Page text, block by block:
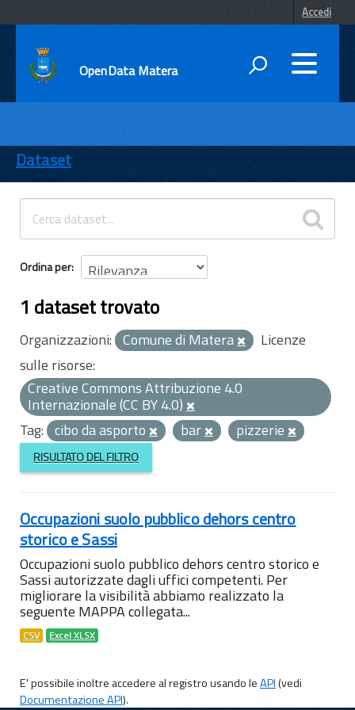
Accedi
OpenData Matera
ENTI
TEMI
INFORMAZIONI
Dataset
Ordina per
1 dataset trovato
Organizzazioni: Comune di Matera
Licenze
sulle risorse:
Creative Commons Attribuzione 4.0
Internazionale (CC BY 4.0)
Tag: cibo da asporto bar pizzerie
RISULTATO DEL FILTRO
Occupazioni suolo pubblico dehors centro
storico e Sassi
Occupazioni suolo pubblico dehors centro storico e
Sassi autorizzate dagli uffici competenti. Per
migliorare la visibilità abbiamo realizzato la
seguente MAPPA collegata...
CSV Excel XLSX
E' possibile inoltre accedere al registro usando leAPI(vedi
Documentazione API).